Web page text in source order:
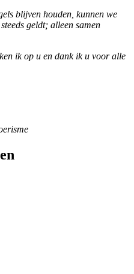
blijven houden, kunnen we
geldt; alleen samen
ik op u en dank ik u voor alle